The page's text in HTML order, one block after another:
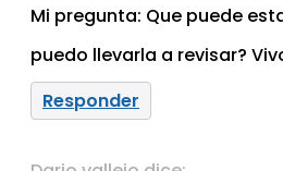
Mi pregunta: Que puede
puedo llevarla a revisar?
Responder